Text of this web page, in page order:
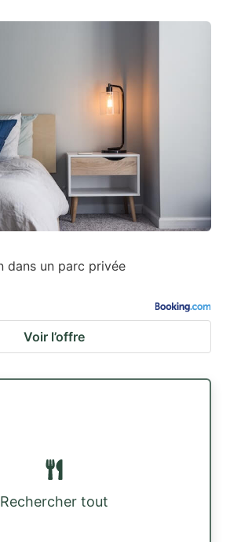
dans un parc privée
Voir l’offre
Rechercher tout